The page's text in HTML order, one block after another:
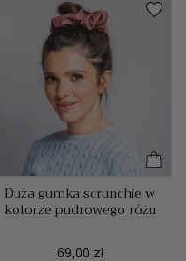
Duża gumka scrunchie w
kolorze pudrowego różu
Cena
69,00 zł